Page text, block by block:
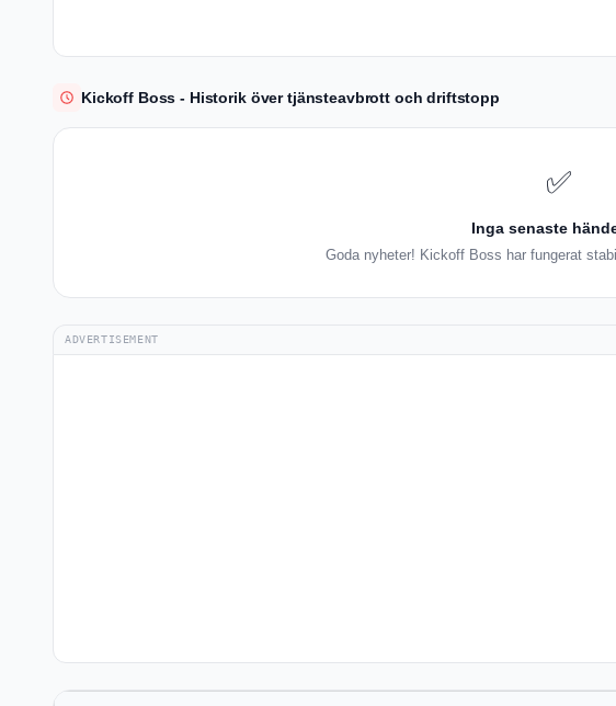
Kickoff Boss - Historik över tjänsteavbrott och driftstopp
✅
Inga senaste
Goda nyheter! Kickoff Boss har fungerat
ADVERTISEMENT